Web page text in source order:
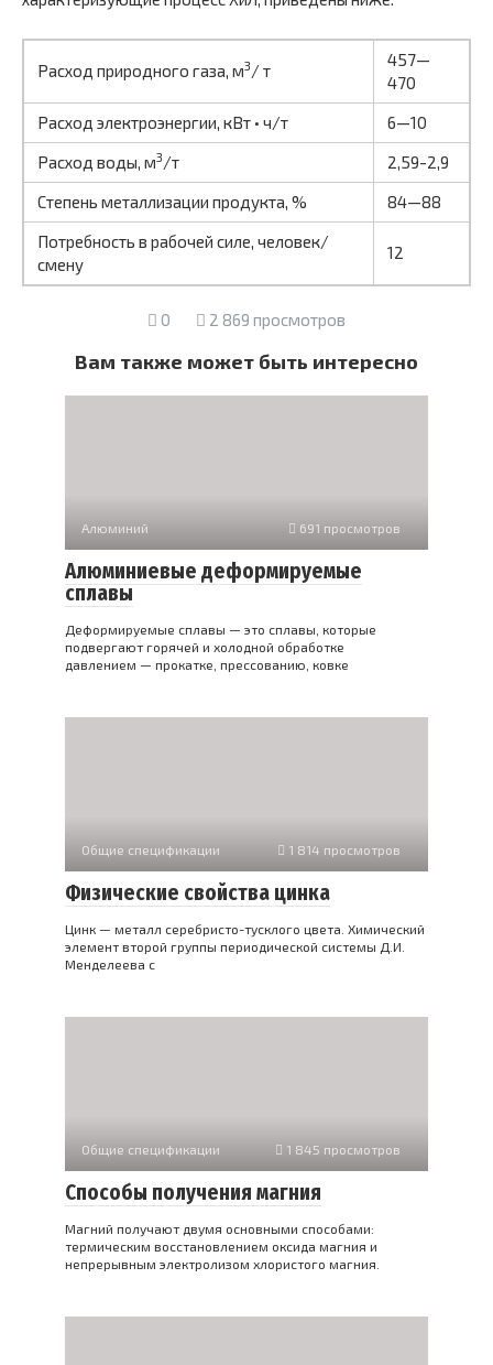
Расход природного газа, м3 / т
457—
470
Расход электроэнергии, кВт • ч/т
6—10
Расход воды, м3 /т
2,59-2,9
Степень металлизации продукта, %
84—88
Потребность в рабочей силе, человек/
смену
12
0 2 869 просмотров
Вам также может быть интересно
Алюминий 691 просмотров
Алюминиевые деформируемые
сплавы
Деформируемые сплавы — это сплавы, которые
подвергают горячей и холодной обработке
давлением — прокатке, прессованию, ковке
Общие спецификации 1 814 просмотров
Физические свойства цинка
Цинк — металл серебристо-тусклого цвета. Химический
элемент второй группы периодической системы Д.И.
Менделеева с
Общие спецификации 1 845 просмотров
Способы получения магния
Магний получают двумя основными способами:
термическим восстановлением оксида магния и
непрерывным электролизом хлористого магния.